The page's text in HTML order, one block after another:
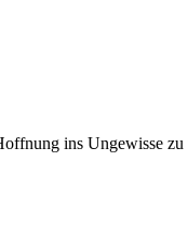
ins Ungewisse zu